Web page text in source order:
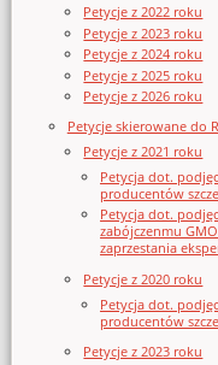
Petycje z 2022 roku
Petycje z 2023 roku
Petycje z 2024 roku
Petycje z 2025 roku
Petycje z 2026 roku
Petycje skierowane do
Petycje z 2021 roku
Petycja dot.
producentów
Petycja dot.
zabójczenmu
zaprzestania
Petycje z 2020 roku
Petycja dot.
producentów
Petycje z 2023 roku